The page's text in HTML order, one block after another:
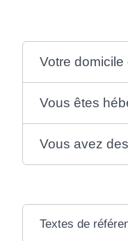
Votre
Vous êtes
Vous avez
Textes de